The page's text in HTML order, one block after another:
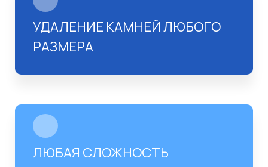
УДАЛЕНИЕ КАМНЕЙ ЛЮБОГО
РАЗМЕРА
ЛЮБАЯ СЛОЖНОСТЬ